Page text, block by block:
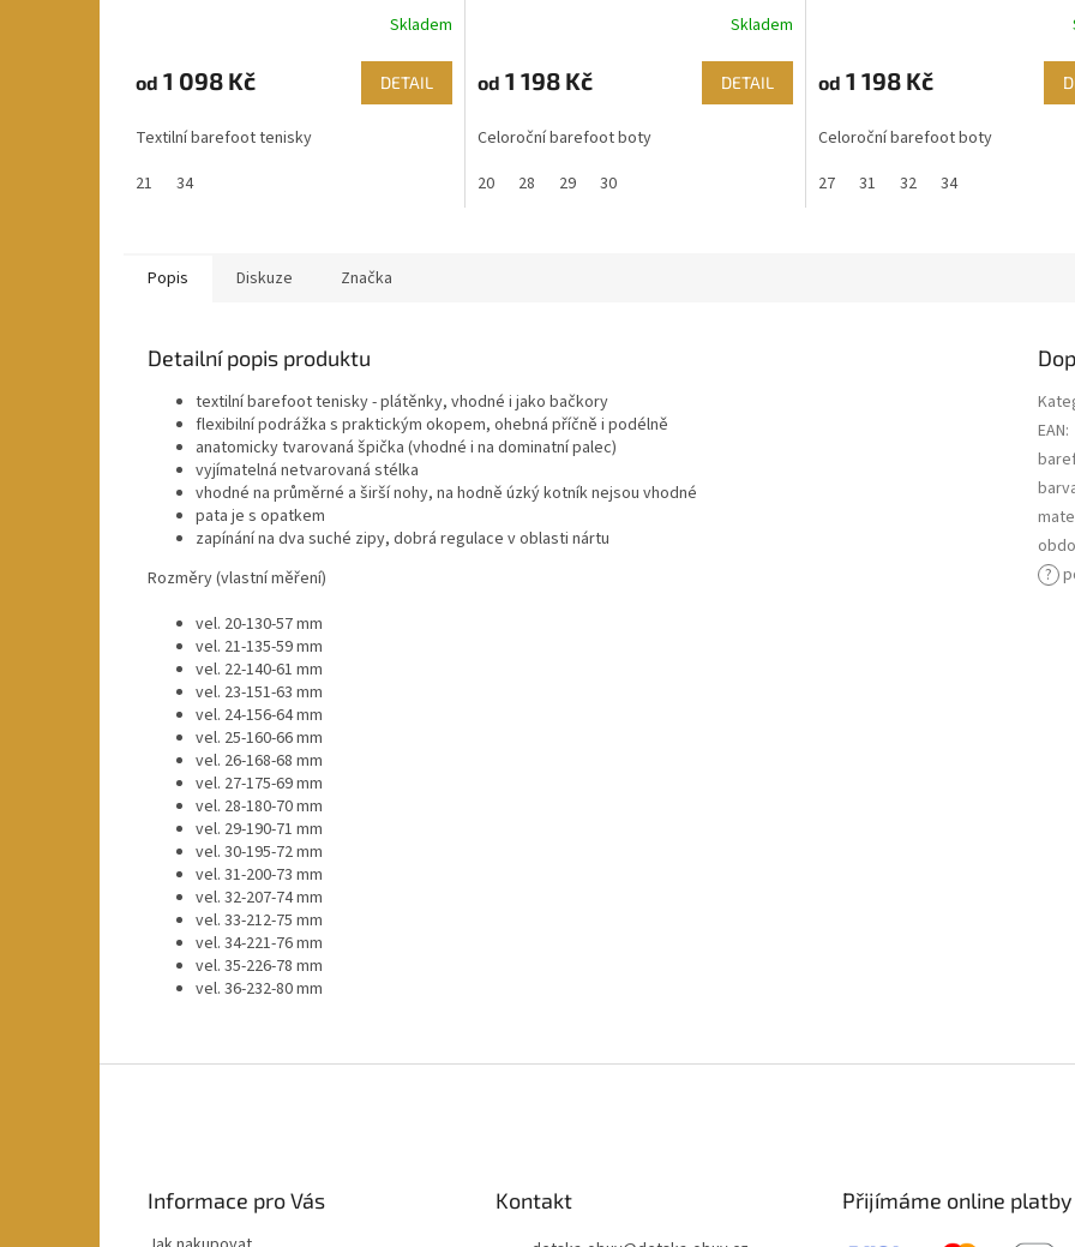
Skladem
od 1 098 Kč DETAIL
Textilní barefoot tenisky
21
34
Skladem
od 1 198 Kč DETAIL
Celoroční barefoot boty
20
28 29 30
od 1 198 Kč
Celoroční barefoot boty
27
31 32 34
Popis Diskuze Značka
Detailní popis produktu
textilní barefoot tenisky - plátěnky, vhodné i jako bačkory
flexibilní podrážka s praktickým okopem, ohebná příčně i podélně
anatomicky tvarovaná špička (vhodné i na dominatní palec)
vyjímatelná netvarovaná stélka
vhodné na průměrné a širší nohy, na hodně úzký kotník nejsou vhodné
pata je s opatkem
zapínání na dva suché zipy, dobrá regulace v oblasti nártu
Rozměry (vlastní měření)
vel. 20-130-57 mm
vel. 21-135-59 mm
vel. 22-140-61 mm
vel. 23-151-63 mm
vel. 24-156-64 mm
vel. 25-160-66 mm
vel. 26-168-68 mm
vel. 27-175-69 mm
vel. 28-180-70 mm
vel. 29-190-71 mm
vel. 30-195-72 mm
vel. 31-200-73 mm
vel. 32-207-74 mm
vel. 33-212-75 mm
vel. 34-221-76 mm
vel. 35-226-78 mm
vel. 36-232-80 mm
EAN:
?
Informace pro Vás Kontakt Přijímáme online platby